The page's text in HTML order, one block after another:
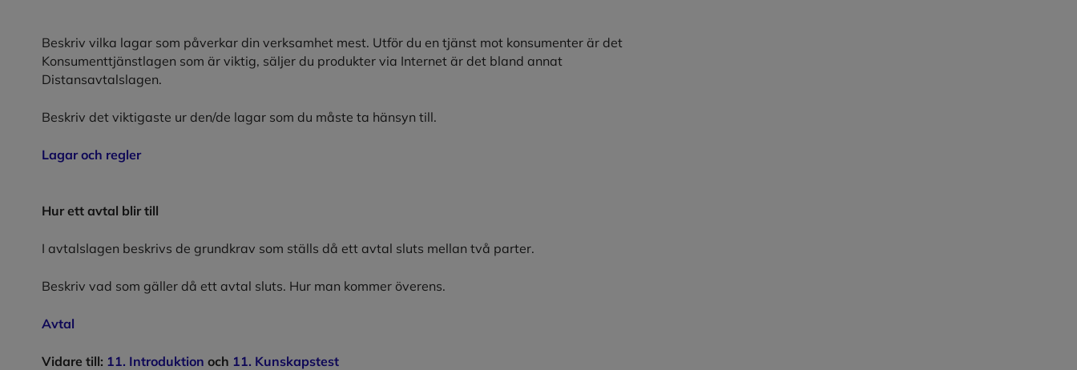
Beskriv vilka lagar som påverkar din verksamhet mest. Utför du en tjänst mot konsumenter är det
Konsumenttjänstlagen som är viktig, säljer du produkter via Internet är det bland annat
Distansavtalslagen.
Beskriv det viktigaste ur den/de lagar som du måste ta hänsyn till.
Lagar och regler
Hur ett avtal blir till
I avtalslagen beskrivs de grundkrav som ställs då ett avtal sluts mellan två parter.
Beskriv vad som gäller då ett avtal sluts. Hur man kommer överens.
Avtal
Vidare till: 11. Introduktion och 11. Kunskapstest